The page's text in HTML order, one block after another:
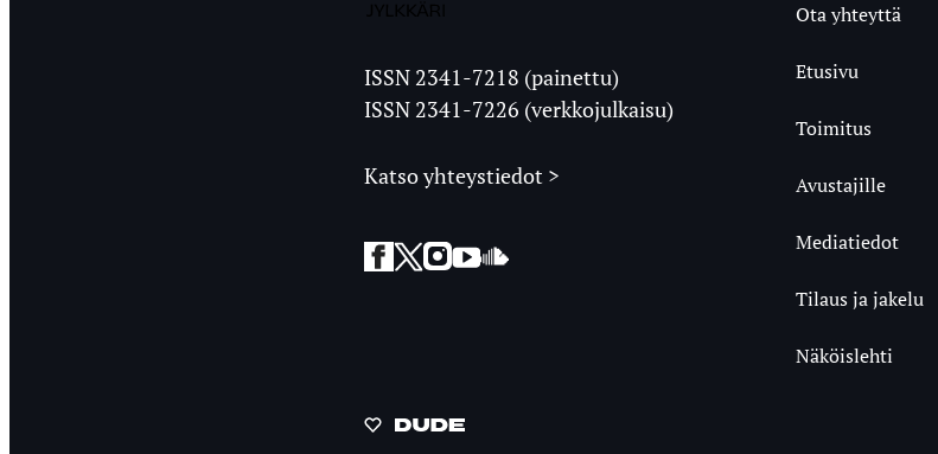
Ylioppilaslehti
ISSN 2341-7218 (painettu)
ISSN 2341-7226 (verkkojulkaisu)
Katso yhteystiedot >
Facebook
Twitter
Instagram
YouTubeSoundCloud
Ota yhteyttä
Etusivu
Toimitus
Avustajille
Mediatiedot
Tilaus ja jakelu
Näköislehti